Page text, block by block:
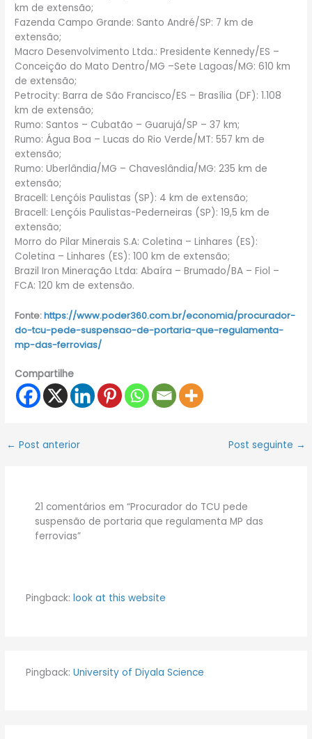
km de extensão;
Fazenda Campo Grande: Santo André/SP: 7 km de
extensão;
Macro Desenvolvimento Ltda.: Presidente Kennedy/ES –
Conceição do Mato Dentro/MG –Sete Lagoas/MG: 610 km
de extensão;
Petrocity: Barra de São Francisco/ES – Brasília (DF): 1.108
km de extensão;
Rumo: Santos – Cubatão – Guarujá/SP – 37 km;
Rumo: Água Boa – Lucas do Rio Verde/MT: 557 km de
extensão;
Rumo: Uberlândia/MG – Chaveslândia/MG: 235 km de
extensão;
Bracell: Lençóis Paulistas (SP): 4 km de extensão;
Bracell: Lençóis Paulistas-Pederneiras (SP): 19,5 km de
extensão;
Morro do Pilar Minerais S.A: Coletina – Linhares (ES):
Coletina – Linhares (ES): 100 km de extensão;
Brazil Iron Mineração Ltda: Abaíra – Brumado/BA – Fiol –
FCA: 120 km de extensão.
Fonte:https://www.poder360.com.br/economia/procurador-
do-tcu-pede-suspensao-de-portaria-que-regulamenta-
mp-das-ferrovias/
Compartilhe
← Post anterior Post seguinte →
21 comentários em “Procurador do TCU pede
suspensão de portaria que regulamenta MP das
ferrovias”
Pingback: look at this website
Pingback: University of Diyala Science